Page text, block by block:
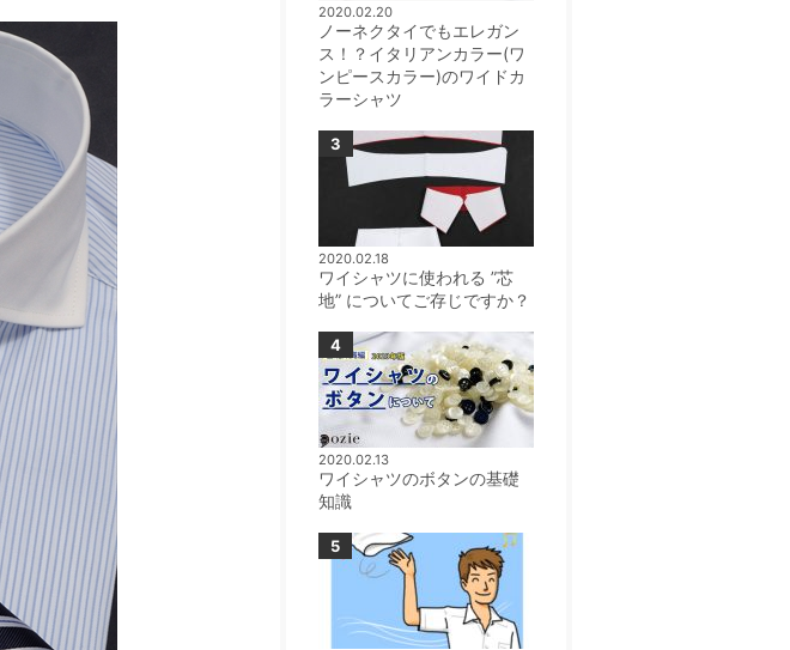
2020.02.20
ノーネクタイでもエレガン
ス！？イタリアンカラー(ワ
ンピースカラー)のワイドカ
ラーシャツ
2020.02.18
ワイシャツに使われる ”芯
地” についてご存じですか？
2020.02.13
ワイシャツのボタンの基礎
知識